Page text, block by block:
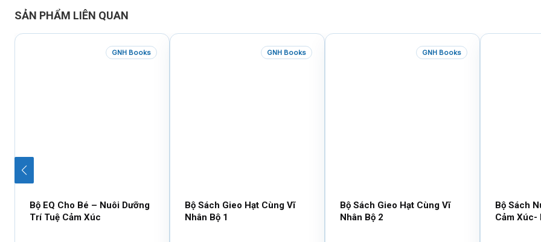
SẢN PHẨM LIÊN QUAN
GNH Books
Bộ EQ Cho Bé – Nuôi Dưỡng
Trí Tuệ Cảm Xúc
GNH Books
Bộ Sách Gieo Hạt Cùng Vĩ
Nhân Bộ 1
GNH Books
Bộ Sách Gieo Hạt Cùng Vĩ
Nhân Bộ 2
Bộ Sách
Cảm Xúc-